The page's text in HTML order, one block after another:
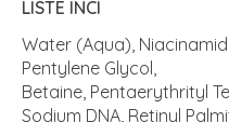
LISTE INCI
Water (Aqua),
Pentylene Glycol,
Betaine, Pentaerythrityl
Sodium DNA, Retinyl